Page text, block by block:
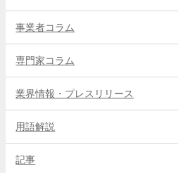
事業者コラム
専門家コラム
業界情報・プレスリリース
用語解説
記事